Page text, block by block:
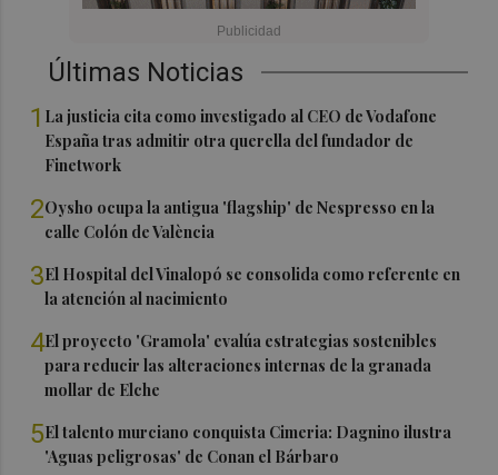
Últimas Noticias
1 La justicia cita como investigado al CEO de Vodafone
España tras admitir otra querella del fundador de
Finetwork
2Oysho ocupa la antigua 'flagship' de Nespresso en la
calle Colón de València
3El Hospital del Vinalopó se consolida como referente en
la atención al nacimiento
4El proyecto 'Gramola' evalúa estrategias sostenibles
para reducir las alteraciones internas de la granada
mollar de Elche
5El talento murciano conquista Cimeria: Dagnino ilustra
'Aguas peligrosas' de Conan el Bárbaro